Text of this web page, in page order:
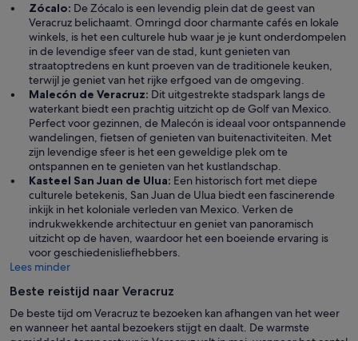
Zócalo: De Zócalo is een levendig plein dat de geest van
Veracruz belichaamt. Omringd door charmante cafés en lokale
winkels, is het een culturele hub waar je je kunt onderdompelen
in de levendige sfeer van de stad, kunt genieten van
straatoptredens en kunt proeven van de traditionele keuken,
terwijl je geniet van het rijke erfgoed van de omgeving.
Malecón de Veracruz: Dit uitgestrekte stadspark langs de
waterkant biedt een prachtig uitzicht op de Golf van Mexico.
Perfect voor gezinnen, de Malecón is ideaal voor ontspannende
wandelingen, fietsen of genieten van buitenactiviteiten. Met
zijn levendige sfeer is het een geweldige plek om te
ontspannen en te genieten van het kustlandschap.
Kasteel San Juan de Ulua: Een historisch fort met diepe
culturele betekenis, San Juan de Ulua biedt een fascinerende
inkijk in het koloniale verleden van Mexico. Verken de
indrukwekkende architectuur en geniet van panoramisch
uitzicht op de haven, waardoor het een boeiende ervaring is
voor geschiedenisliefhebbers.
Lees minder
Beste reistijd naar Veracruz
De beste tijd om Veracruz te bezoeken kan afhangen van het weer
en wanneer het aantal bezoekers stijgt en daalt. De warmste